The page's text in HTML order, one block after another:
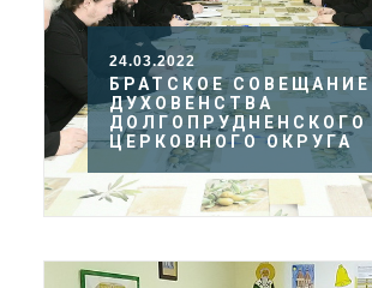
24.03.2022
БРАТСКОЕ СОВЕЩАНИЕ
ДУХОВЕНСТВА
ДОЛГОПРУДНЕНСКОГО
ЦЕРКОВНОГО ОКРУГА